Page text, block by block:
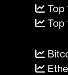
Top
Top